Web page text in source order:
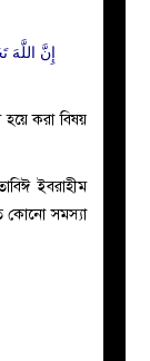
হয়ে করা বিষয়
ইবরাহীম
কোনো সমস্যা